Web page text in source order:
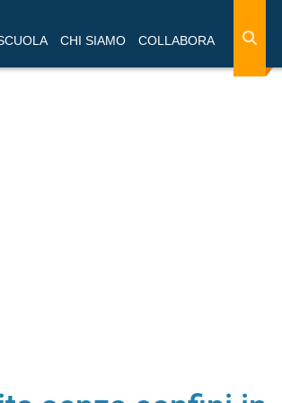
CHI SIAMO COLLABORA